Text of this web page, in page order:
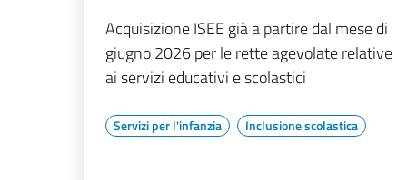
Acquisizione ISEE già a partire dal mese di
giugno 2026 per le rette agevolate relative
ai servizi educativi e scolastici
Servizi per l'infanzia Inclusione scolastica